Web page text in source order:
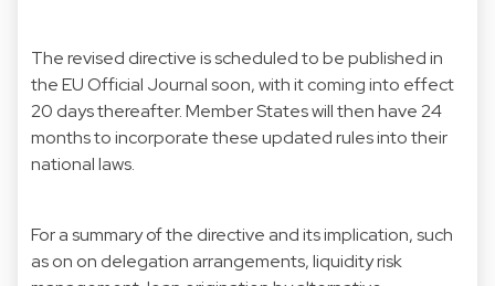
The revised directive is scheduled to be published in
the EU Official Journal soon, with it coming into effect
20 days thereafter. Member States will then have 24
months to incorporate these updated rules into their
national laws.
For a summary of the directive and its implication, such
as on on delegation arrangements, liquidity risk